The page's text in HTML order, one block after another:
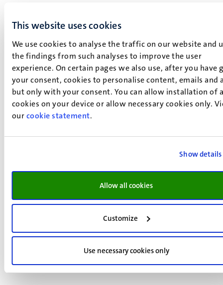
This website uses cookies
We use cookies to analyse the traffic on our website and
the findings from such analyses to improve the user
experience. On certain pages we also use, after you have
your consent, cookies to personalise content, emails and
but only with your consent. You can allow installation of
cookies on your device or allow necessary cookies only.
ourcookie statement.
Show details
Allow all cookies
Customize
Use necessary cookies only
Particuliere fondsen
organisaties buiten de UM worden verstrekt aan
studenten met financiële problemen en worden
toegekend op basis van specifieke criteria/kwaliteiten,
zoals zeer hoge cijfers of specifieke andere kwaliteiten.
Houd er rekening mee dat particuliere fondsen slechts
beperkte financiële steun bieden, vaak in de vorm van een
aantrekkelijke voorwaarden. Voor de meeste particuliere
fondsen geldt dat je een verzoek op tijd moet indienen en
nodig hebt. Neem dan contact op met de
email:studentendecanen@maastrichtuniversity.nl.
Via Beursopener van de Nuffic vind je informatie over
fondsen